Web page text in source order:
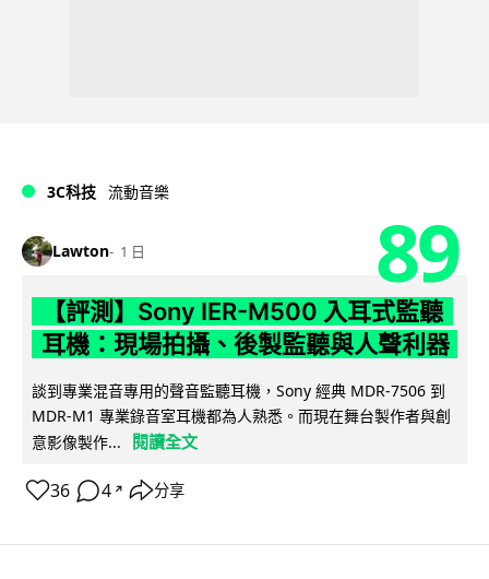
3C科技 流動音樂
Lawton 1 日 89
【評測】Sony IER-M500 入耳式監聽
耳機：現場拍攝、後製監聽與人聲利器
談到專業混音專用的聲音監聽耳機，Sony 經典 MDR-7506 到
MDR-M1 專業錄音室耳機都為人熟悉。而現在舞台製作者與創
意影像製作...
閱讀全文
36 4 ↗ 分享